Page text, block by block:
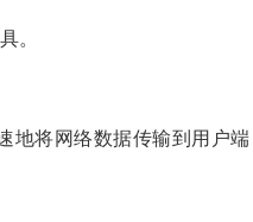
。
将网络数据传输到用户端